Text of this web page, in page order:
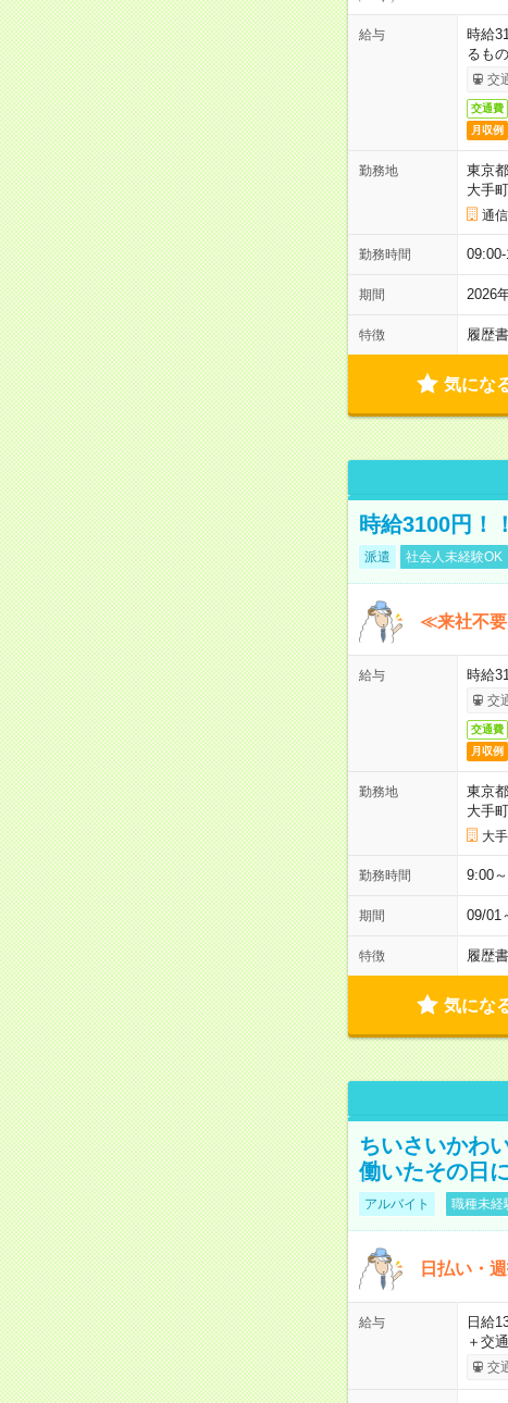
給与
時給
るも
交
交通費
月収例
勤務地
東京
大手
通
勤務時間
期間 2026
特徴 履歴
気にな
時給3100円！
派遣 社会人未経験OK
≪来社不要
給与 時給
交
交通費
月収例
勤務地
東京
大手
大
勤務時間 9:00
期間 09/01
特徴 履歴
気にな
ちいさいかわ
働いたその日
アルバイト 職種未経
日払い・
給与
日給
＋交
交